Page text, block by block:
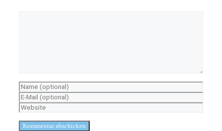
Name
E-
Mail-
Adresse
Website